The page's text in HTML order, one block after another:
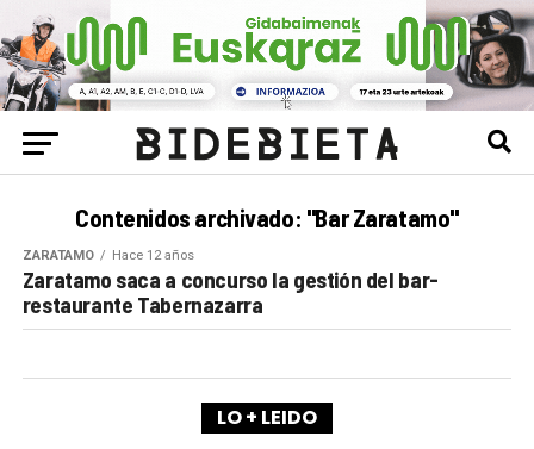
Contenidos archivado: "Bar Zaratamo"
ZARATAMO Hace 12 años
Zaratamo saca a concurso la gestión del bar-
restaurante Tabernazarra
LO + LEIDO